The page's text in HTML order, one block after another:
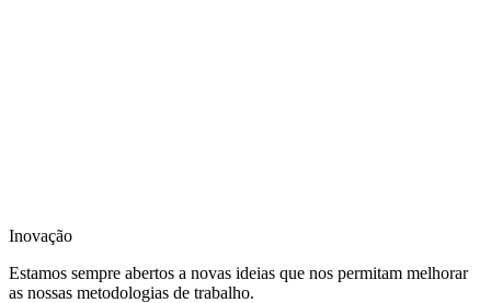
Inovação
Estamos sempre abertos a novas ideias que nos permitam melhorar
as nossas metodologias de trabalho.